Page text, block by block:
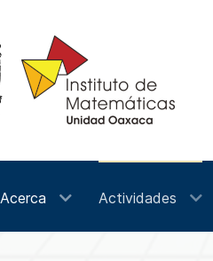
Acerca Actividades